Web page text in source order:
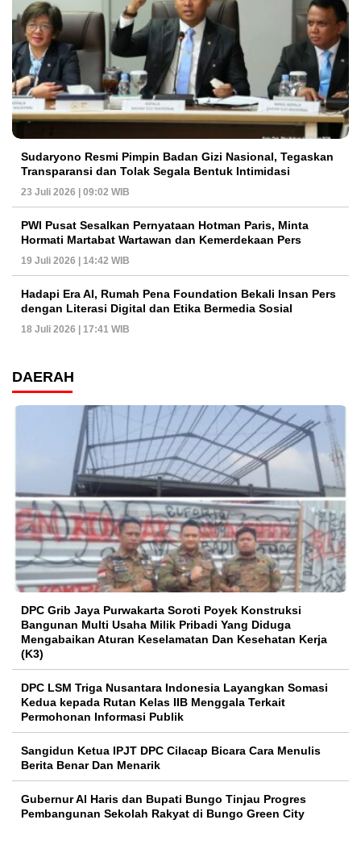
Sudaryono Resmi Pimpin Badan Gizi Nasional, Tegaskan
Transparansi dan Tolak Segala Bentuk Intimidasi
23 Juli 2026 | 09:02 WIB
PWI Pusat Sesalkan Pernyataan Hotman Paris, Minta
Hormati Martabat Wartawan dan Kemerdekaan Pers
19 Juli 2026 | 14:42 WIB
Hadapi Era AI, Rumah Pena Foundation Bekali Insan Pers
dengan Literasi Digital dan Etika Bermedia Sosial
18 Juli 2026 | 17:41 WIB
DAERAH
DPC Grib Jaya Purwakarta Soroti Poyek Konstruksi
Bangunan Multi Usaha Milik Pribadi Yang Diduga
Mengabaikan Aturan Keselamatan Dan Kesehatan Kerja
(K3)
DPC LSM Triga Nusantara Indonesia Layangkan Somasi
Kedua kepada Rutan Kelas IIB Menggala Terkait
Permohonan Informasi Publik
Sangidun Ketua IPJT DPC Cilacap Bicara Cara Menulis
Berita Benar Dan Menarik
​Gubernur Al Haris dan Bupati Bungo Tinjau Progres
Pembangunan Sekolah Rakyat di Bungo Green City